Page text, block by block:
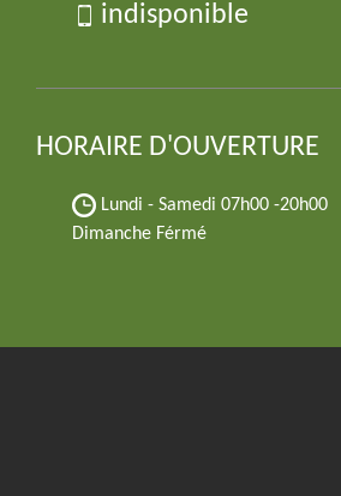
indisponible
HORAIRE D'OUVERTURE
Lundi - Samedi 07h00 -20h00
Dimanche Férmé